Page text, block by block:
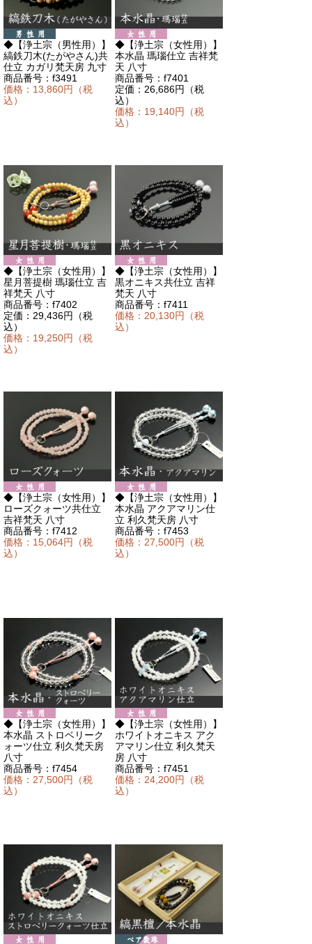
◆【浄土宗（男性用）】
縞鉄刀木(たがやさん)共
仕立 カガリ梵天房 九寸
商品番号：f3491
価格：13,860円（税
込）
◆【浄土宗（女性用）】
本水晶 瑪瑙仕立 吉祥梵
天 八寸
商品番号：f7401
定価：26,686円（税
込）
価格：19,140円（税
込）
◆【浄土宗（女性用）】
星月菩提樹 瑪瑙仕立 吉
祥梵天 八寸
商品番号：f7402
定価：29,436円（税
込）
価格：19,250円（税
込）
◆【浄土宗（女性用）】
黒オニキス共仕立 吉祥
梵天 八寸
商品番号：f7411
価格：20,130円（税
込）
◆【浄土宗（女性用）】
ローズクォーツ共仕立
吉祥梵天 八寸
商品番号：f7412
価格：15,064円（税
込）
◆【浄土宗（女性用）】
本水晶 アクアマリン仕
立 利久梵天房 八寸
商品番号：f7453
価格：27,500円（税
込）
◆【浄土宗（女性用）】
本水晶 ストロベリーク
ォーツ仕立 利久梵天房
八寸
商品番号：f7454
価格：27,500円（税
込）
◆【浄土宗（女性用）】
ホワイトオニキス アク
アマリン仕立 利久梵天
房 八寸
商品番号：f7451
価格：24,200円（税
込）